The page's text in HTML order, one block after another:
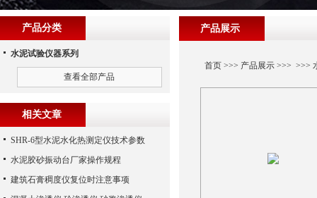
产品展示
首页>>> 产品展示>>> >>>
产品分类
水泥试验仪器系列
查看全部产品
相关文章
SHR-6型水泥水化热测定仪技术参数
水泥胶砂振动台厂家操作规程
建筑石膏稠度仪复位时注意事项